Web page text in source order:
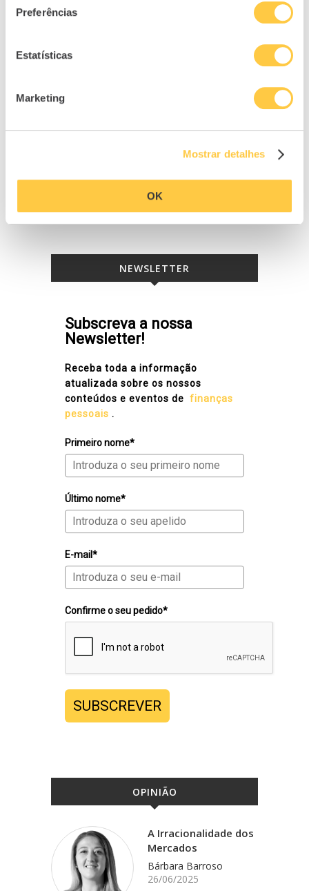
Preferências
Estatísticas
Marketing
Mostrar detalhes
OK
NEWSLETTER
Subscreva a nossa
Newsletter!
Receba toda a informação
atualizada sobre os nossos
conteúdos e eventos de finanças
pessoais .
Primeiro nome*
Último nome*
E-mail*
Confirme o seu pedido*
SUBSCREVER
OPINIÃO
A Irracionalidade dos
Mercados
Bárbara Barroso
26/06/2025